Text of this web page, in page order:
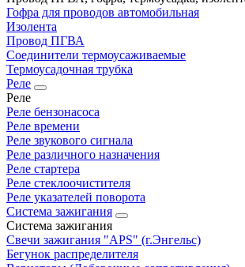
Гофра для проводов автомобильная
Изолента
Провод ПГВА
Соединители термоусаживаемые
Термоусадочная трубка
Реле
Реле
Реле бензонасоса
Реле времени
Реле звукового сигнала
Реле различного назначения
Реле стартера
Реле стеклоочистителя
Реле указателей поворота
Система зажигания
Система зажигания
Свечи зажигания "APS" (г.Энгельс)
Бегунок распределителя